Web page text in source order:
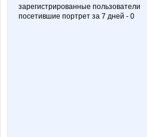
зарегистрированные пользователи
посетившие портрет за 7 дней - 0